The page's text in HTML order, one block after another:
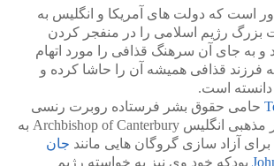
است که دولت های آمریکا و انگلیس به
بزرگ رژیم اسلامی را در منفجر کردن
و به جای آن سرهنگ قذافی را مورد اتهام
فرزند قذافی همیشه آن را حاشا کرده و
دانسته است.
حامی حقوق بشر فرستاده روبرت رنسی
Robert Runcie, رهبر مذهبی انگلیس Archbishop of Canterbury به
جان
بودکه خود وی نیز به خواسته رژیم